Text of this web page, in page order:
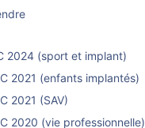
2024 (sport et implant)
2021 (enfants implantés)
2021 (SAV)
2020 (vie professionnelle)